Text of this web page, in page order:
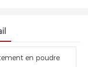
en poudre